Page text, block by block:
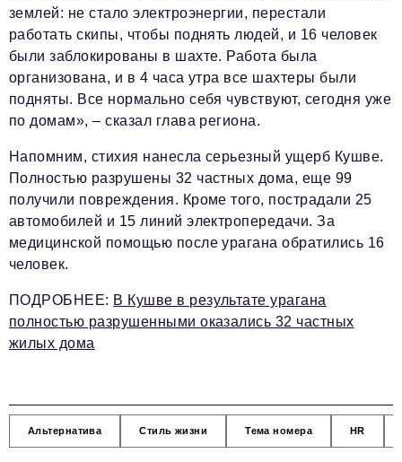
землей: не стало электроэнергии, перестали
работать скипы, чтобы поднять людей, и 16 человек
были заблокированы в шахте. Работа была
организована, и в 4 часа утра все шахтеры были
подняты. Все нормально себя чувствуют, сегодня уже
по домам», – сказал глава региона.
Напомним, стихия нанесла серьезный ущерб Кушве.
Полностью разрушены 32 частных дома, еще 99
получили повреждения. Кроме того, пострадали 25
автомобилей и 15 линий электропередачи. За
медицинской помощью после урагана обратились 16
человек.
ПОДРОБНЕЕ: В Кушве в результате урагана
полностью разрушенными оказались 32 частных
жилых дома
Альтернатива Стиль жизни Тема номера HR